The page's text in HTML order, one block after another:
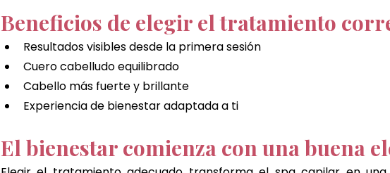
Beneficios de elegir el tratamiento
Resultados visibles desde la primera sesión
Cuero cabelludo equilibrado
Cabello más fuerte y brillante
Experiencia de bienestar adaptada a ti
El bienestar comienza con una buena